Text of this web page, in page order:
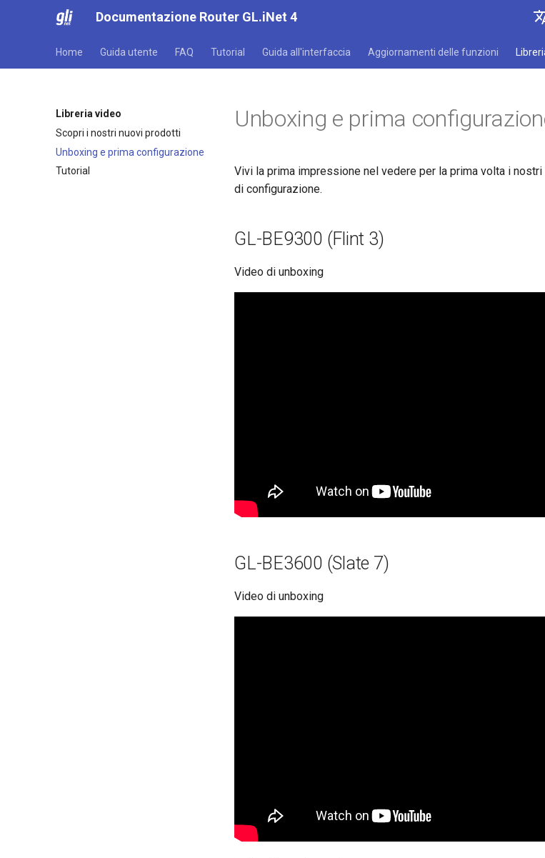
Documentazione Router GL.iNet 4
日本
Home Guida utente FAQ Tutorial Guida all'interfaccia Aggiornamenti delle funzioni
Libreria video
Scopri i nostri nuovi prodotti
Unboxing e prima configurazione
Tutorial
Unboxing e prima
Vivi la prima impressione nel vedere per la prima volta i
di configurazione.
GL-BE9300 (Flint 3)
Video di unboxing
GL-BE3600 (Slate 7)
Video di unboxing